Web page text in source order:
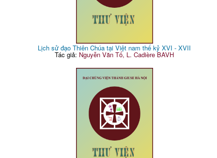
Lịch sử đạo Thiên Chúa tại Việt nam thế kỷ XVI - XVII
Tác giả: Nguyễn Văn Tố, L. Cadière BAVH